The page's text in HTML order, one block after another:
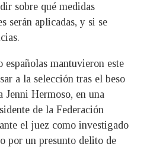
sobre qué medidas
serán aplicadas, y si se
mantuvieron este
a la selección tras el beso
Jenni Hermoso, en una
de la Federación
el juez como investigado
por un presunto delito de